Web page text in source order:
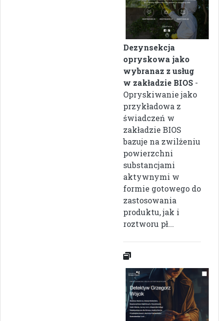
Dezynsekcja
opryskowa jako
wybranaz z usług
w zakładzie BIOS -
Opryskiwanie jako
przykładowa z
świadczeń w
zakładzie BIOS
bazuje na zwilżeniu
powierzchni
substancjami
aktywnymi w
formie gotowego do
zastosowania
produktu, jak i
roztworu pł...